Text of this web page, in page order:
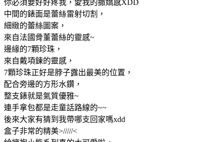
你必須要好好疼我，愛我的撒嬌感XDD
中間的錶面是蕾絲雷射切割，
細緻的蕾絲圖案，
來自法國骨董蕾絲的靈感~
邊緣的7顆珍珠，
來自戴項鍊的靈感，
7顆珍珠正好是脖子露出最美的位置，
配合旁邊的方形水鑽，
整支錶就是氣質優雅~
連手拿包都是走童話路線的~~
後來大家有猜到我帶哪支回家嗎xdd
盒子非常的精美>/////<